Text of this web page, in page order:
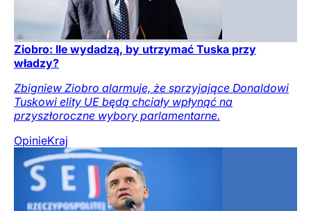
Ziobro: Ile wydadzą, by utrzymać Tuska przy
władzy?
Zbigniew Ziobro alarmuje, że sprzyjające Donaldowi
Tuskowi elity UE będą chciały wpłynąć na
przyszłoroczne wybory parlamentarne.
OpinieKraj